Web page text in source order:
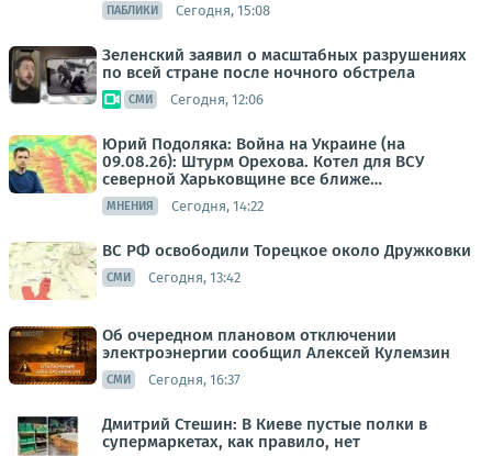
ПАБЛИКИ Сегодня, 15:08
Зеленский заявил о масштабных разрушениях
по всей стране после ночного обстрела
СМИ Сегодня, 12:06
Юрий Подоляка: Война на Украине (на
09.08.26): Штурм Орехова. Котел для ВСУ
северной Харьковщине все ближе…
МНЕНИЯ Сегодня, 14:22
ВС РФ освободили Торецкое около Дружковки
СМИ Сегодня, 13:42
Об очередном плановом отключении
электроэнергии сообщил Алексей Кулемзин
СМИ Сегодня, 16:37
Дмитрий Стешин: В Киеве пустые полки в
супермаркетах, как правило, нет